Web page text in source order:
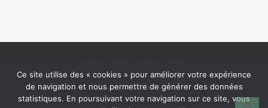
Ce site utilise des « cookies » pour améliorer votre expérience
de navigation et nous permettre de générer des données
statistiques. En poursuivant votre navigation sur ce site, vous